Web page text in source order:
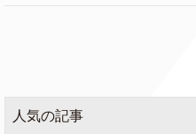
人気の記事